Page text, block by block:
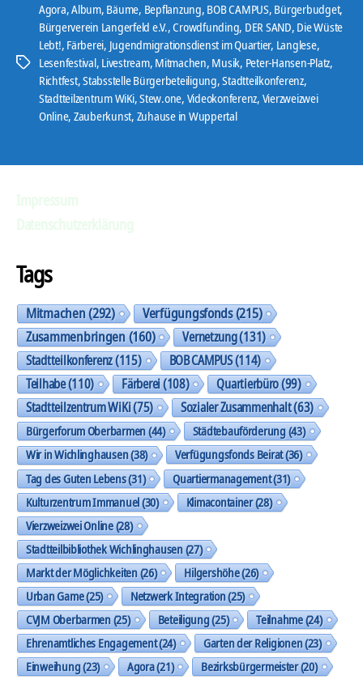
Schlagwörter
Agora,Album, Bäume, Bepflanzung, BOB CAMPUS, Bürgerbudget,
Bürgerverein Langerfeld e.V.,Crowdfunding, DER SAND, Die Wüste
Lebt!, Färberei, Jugendmigrationsdienst im Quartier, Langlese,
Lesenfestival, Livestream, Mitmachen, Musik, Peter-Hansen-Platz,
Richtfest,Stabsstelle Bürgerbeteiligung,Stadtteilkonferenz,
Stadtteilzentrum WiKi,Stew.one, Videokonferenz, Vierzweizwei
Online, Zauberkunst, Zuhause in Wuppertal
Tags
Mitmachen(292) Verfügungsfonds(215)
Zusammenbringen(160) Vernetzung(131)
Stadtteilkonferenz(115) BOB CAMPUS(114)
Teilhabe(110) Färberei(108) Quartierbüro(99)
Stadtteilzentrum WiKi(75) Sozialer Zusammenhalt(63)
Bürgerforum Oberbarmen(44) Städtebauförderung(43)
Wir in Wichlinghausen(38) Verfügungsfonds Beirat(36)
Tag des Guten Lebens(31) Quartiermanagement(31)
Kulturzentrum Immanuel(30) Klimacontainer(28)
Vierzweizwei Online(28)
Stadtteilbibliothek Wichlinghausen(27)
Markt der Möglichkeiten(26) Hilgershöhe(26)
Urban Game(25) Netzwerk Integration(25)
CVJM Oberbarmen(25) Beteiligung(25) Teilnahme(24)
Ehrenamtliches Engagement(24) Garten der Religionen(23)
Einweihung(23) Agora(21) Bezirksbürgermeister(20)